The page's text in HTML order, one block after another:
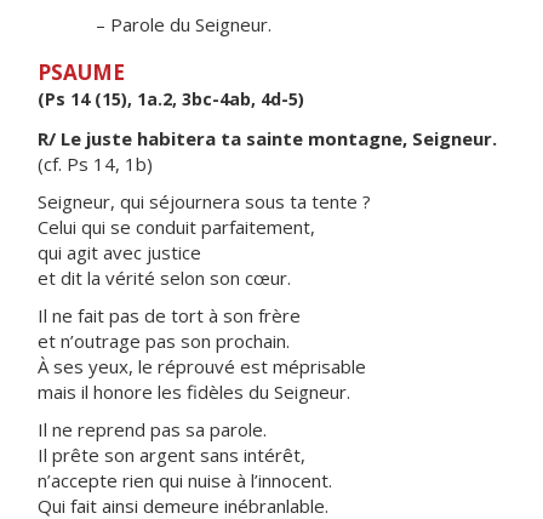
– Parole du Seigneur.
PSAUME
(Ps 14 (15), 1a.2, 3bc-4ab, 4d-5)
R/ Le juste habitera ta sainte montagne, Seigneur.
(cf. Ps 14, 1b)
Seigneur, qui séjournera sous ta tente ?
Celui qui se conduit parfaitement,
qui agit avec justice
et dit la vérité selon son cœur.
Il ne fait pas de tort à son frère
et n’outrage pas son prochain.
À ses yeux, le réprouvé est méprisable
mais il honore les fidèles du Seigneur.
Il ne reprend pas sa parole.
Il prête son argent sans intérêt,
n’accepte rien qui nuise à l’innocent.
Qui fait ainsi demeure inébranlable.